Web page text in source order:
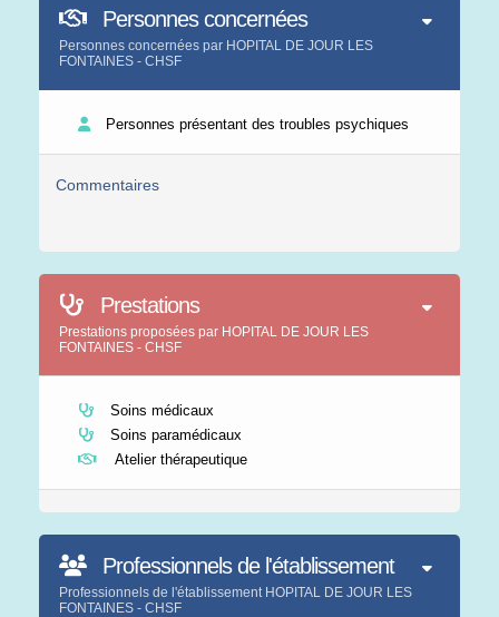
Personnes concernées
Personnes concernées par HOPITAL DE JOUR LES
FONTAINES - CHSF
Personnes présentant des troubles psychiques
Commentaires
Prestations
Prestations proposées par HOPITAL DE JOUR LES
FONTAINES - CHSF
Soins médicaux
Soins paramédicaux
Atelier thérapeutique
Professionnels de l'établissement
Professionnels de l'établissement HOPITAL DE JOUR LES
FONTAINES - CHSF